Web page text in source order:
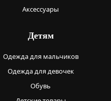
Аксессуары
Детям
Одежда для мальчиков
Одежда для девочек
Обувь